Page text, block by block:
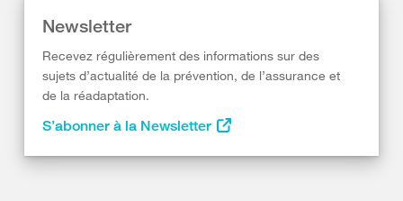
Newsletter
Recevez régulièrement des informations sur des
sujets d’actualité de la prévention, de l’assurance et
de la réadaptation.
S’abonner à la Newsletter